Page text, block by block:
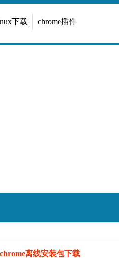
下载 chrome插件
chrome离线安装包下载